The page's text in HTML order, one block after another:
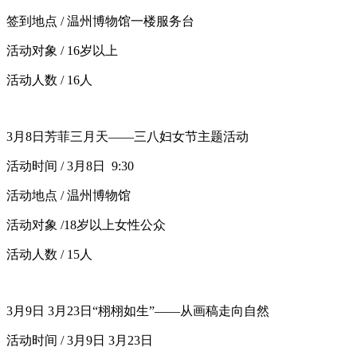
签到地点 / 温州博物馆一楼服务台
活动对象 / 16岁以上
活动人数 / 16人
3月8日芳菲三月天——三八妇女节主题活动
活动时间 / 3月8日 9:30
活动地点 / 温州博物馆
活动对象 /18岁以上女性公众
活动人数 / 15人
3月9日 3月23日“栩栩如生”——从画稿走向自然
活动时间 / 3月9日 3月23日